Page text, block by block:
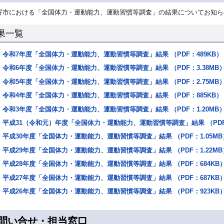
における「全国体力・運動能力、運動習慣等調査」の結果についてお知
一覧
令和7年度「全国体力・運動能力、運動習慣等調査」結果 （PDF：489KB）
令和6年度「全国体力・運動能力、運動習慣等調査」結果 （PDF：3.38MB
令和5年度「全国体力・運動能力、運動習慣等調査」結果 （PDF：2.75MB
令和4年度「全国体力・運動能力、運動習慣等調査」結果 （PDF：885KB）
令和3年度「全国体力・運動能力、運動習慣等調査」結果 （PDF：1.20MB
平成31（令和元）年度「全国体力・運動能力、運動習慣等調査」結果 （
平成30年度「全国体力・運動能力、運動習慣等調査」結果 （PDF：1.05MB
平成29年度「全国体力・運動能力、運動習慣等調査」結果 （PDF：1.22MB
平成28年度「全国体力・運動能力、運動習慣等調査」結果 （PDF：684KB
平成27年度「全国体力・運動能力、運動習慣等調査」結果 （PDF：687KB
平成26年度「全国体力・運動能力、運動習慣等調査」結果 （PDF：923KB
い合せ・担当窓口